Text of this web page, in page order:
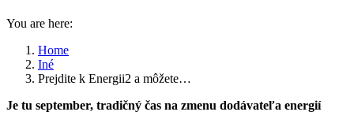
You are here:
Home
Iné
Prejdite k Energii2 a môžete…
Je tu september, tradičný čas na zmenu dodávateľa energií